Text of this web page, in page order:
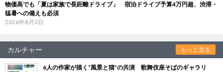
物価高でも「夏は家族で長距離ドライブ」 宿泊ドライブ予算4万円超、渋滞・
猛暑への備えも必須
2026年8月3日
カルチャー もっと見る
6人の作家が描く“風景と猫”の共演 歌舞伎座そばのギャラリ